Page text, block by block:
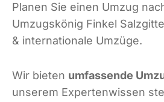
Planen Sie einen Umzug
Umzugskönig Finkel
& internationale Umzüge.
Wir bieten umfassende
unserem Expertenwissen